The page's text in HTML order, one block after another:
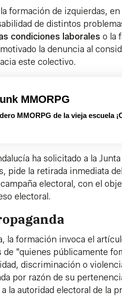
formación de izquierdas,
de distintos
condiciones laborales o la
la denuncia al
este colectivo.
MMORPG
MMORPG de la vieja escuela
ha solicitado a la
pide la retirada inmediata
electoral, con el
electoral.
la formación invoca el
"quienes públicamente
discriminación o
por razón de su
la autoridad electoral de la